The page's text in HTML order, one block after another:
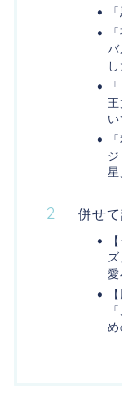
併せ